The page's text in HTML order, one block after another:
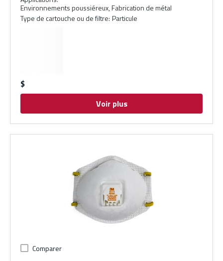
Environnements poussiéreux, Fabrication de métal
Type de cartouche ou de filtre: Particule
$
Voir plus
Comparer